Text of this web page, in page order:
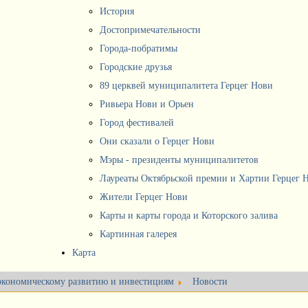
История
Достопримечательности
Города-побратимы
Городские друзья
89 церквей муниципалитета Герцег Нови
Ривьера Нови и Орьен
Город фестивалей
Они сказали о Герцег Нови
Мэры - президенты муниципалитетов
Лауреаты Октябрьской премии и Хартии Герцег
Жители Герцег Нови
Карты и карты города и Которского залива
Картинная галерея
Карта
развитию и инвестициям Новости